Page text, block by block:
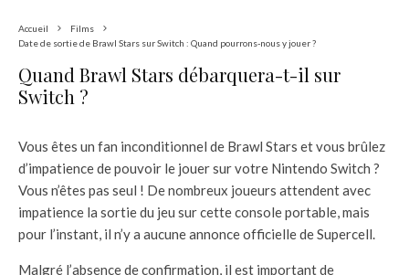
Accueil
Films
Date de sortie de Brawl Stars sur Switch : Quand pourrons-nous y jouer ?
Quand Brawl Stars débarquera-t-il sur
Switch ?
Vous êtes un fan inconditionnel de Brawl Stars et vous brûlez
d’impatience de pouvoir le jouer sur votre Nintendo Switch ?
Vous n’êtes pas seul ! De nombreux joueurs attendent avec
impatience la sortie du jeu sur cette console portable, mais
pour l’instant, il n’y a aucune annonce officielle de Supercell.
Malgré l’absence de confirmation, il est important de